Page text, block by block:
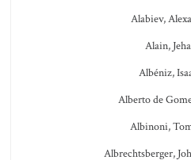
Alabiev,
Alain,
Albéniz,
Alberto de
Albinoni,
Albrechtsberger,